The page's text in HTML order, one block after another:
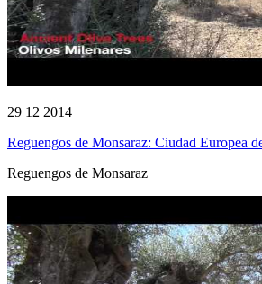
29 12 2014
Reguengos de Monsaraz: Ciudad Europea
Reguengos de Monsaraz